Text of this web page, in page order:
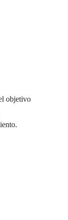
objetivo